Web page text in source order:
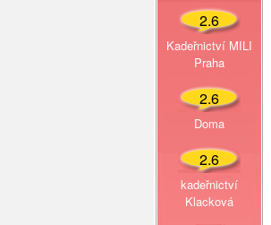
2.6
Kadeřnictví MILI
Praha
2.6
Doma
2.6
kadeřnictví
Klacková